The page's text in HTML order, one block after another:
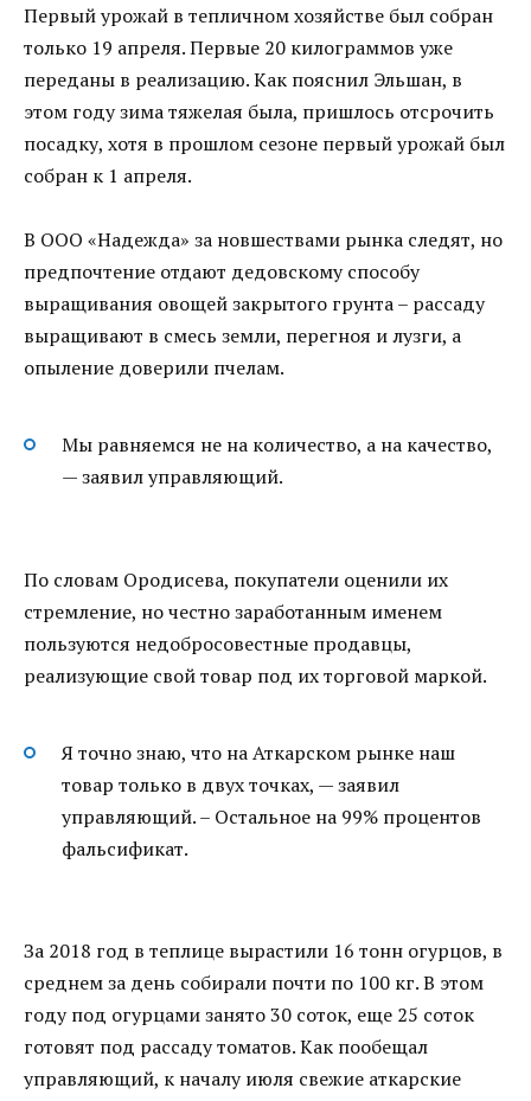
Первый урожай в тепличном хозяйстве был собран
только 19 апреля. Первые 20 килограммов уже
переданы в реализацию. Как пояснил Эльшан, в
этом году зима тяжелая была, пришлось отсрочить
посадку, хотя в прошлом сезоне первый урожай был
собран к 1 апреля.
В ООО «Надежда» за новшествами рынка следят, но
предпочтение отдают дедовскому способу
выращивания овощей закрытого грунта – рассаду
выращивают в смесь земли, перегноя и лузги, а
опыление доверили пчелам.
Мы равняемся не на количество, а на качество,
— заявил управляющий.
По словам Ородисева, покупатели оценили их
стремление, но честно заработанным именем
пользуются недобросовестные продавцы,
реализующие свой товар под их торговой маркой.
Я точно знаю, что на Аткарском рынке наш
товар только в двух точках, — заявил
управляющий. – Остальное на 99% процентов
фальсификат.
За 2018 год в теплице вырастили 16 тонн огурцов, в
среднем за день собирали почти по 100 кг. В этом
году под огурцами занято 30 соток, еще 25 соток
готовят под рассаду томатов. Как пообещал
управляющий, к началу июля свежие аткарские